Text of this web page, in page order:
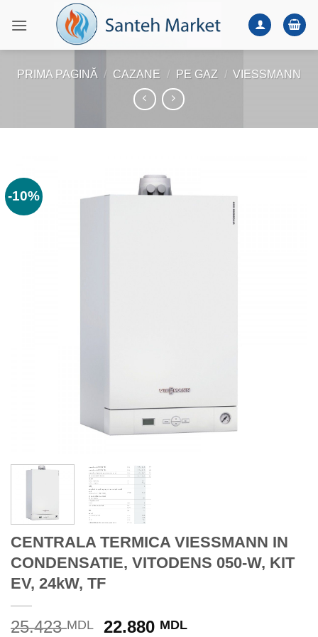
PRIMA PAGINĂ / CAZANE / PE GAZ / VIESSMANN
-10%
CENTRALA TERMICA VIESSMANN IN
CONDENSATIE, VITODENS 050-W, KIT
EV, 24kW, TF
25.423MDL
Prețul
22.880 MDLPrețul